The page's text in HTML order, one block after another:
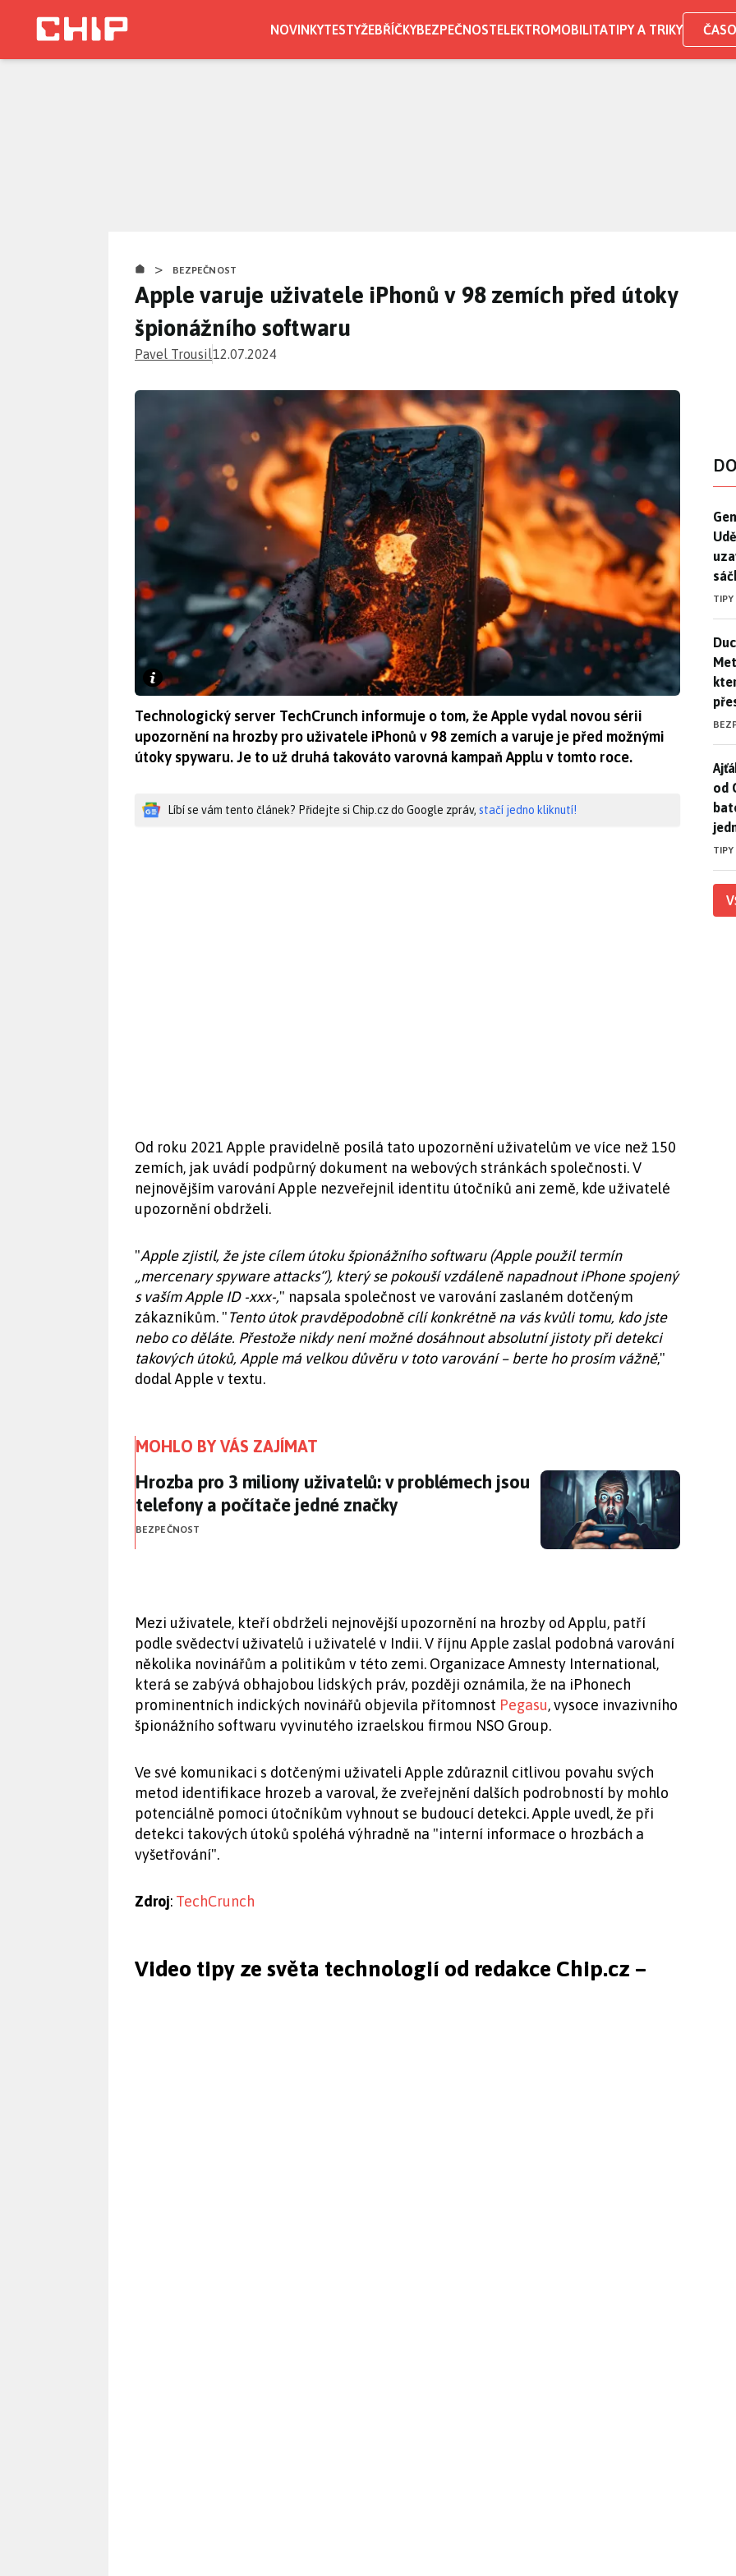
NOVINKYTESTYŽEBŘÍČKYBEZPEČNOSTELEKTROMOBILITATIPY A TRIKY
> BEZPEČNOST
Apple varuje uživatele iPhonů v 98 zemích před útoky
špionážního softwaru
Pavel Trousil12.07.2024
Technologický server TechCrunch informuje o tom, že Apple vydal novou sérii
upozornění na hrozby pro uživatele iPhonů v 98 zemích a varuje je před možnými
útoky spywaru. Je to už druhá takováto varovná kampaň Applu v tomto roce.
Líbí se vám tento článek? Přidejte si Chip.cz do Google zpráv, stačí jedno kliknutí!
Od roku 2021 Apple pravidelně posílá tato upozornění uživatelům ve více než 150
zemích, jak uvádí podpůrný dokument na webových stránkách společnosti. V
nejnovějším varování Apple nezveřejnil identitu útočníků ani země, kde uživatelé
upozornění obdrželi.
"Apple zjistil, že jste cílem útoku špionážního softwaru (Apple použil termín
„mercenary spyware attacks“), který se pokouší vzdáleně napadnout iPhone spojený
s vaším Apple ID -xxx-," napsala společnost ve varování zaslaném dotčeným
zákazníkům. "Tento útok pravděpodobně cílí konkrétně na vás kvůli tomu, kdo jste
nebo co děláte. Přestože nikdy není možné dosáhnout absolutní jistoty při detekci
takových útoků, Apple má velkou důvěru v toto varování – berte ho prosím vážně,"
dodal Apple v textu.
MOHLO BY VÁS ZAJÍMAT
Hrozba pro 3 miliony uživatelů: v problémech jsou telefony a počítače
Hrozba pro 3 miliony uživatelů: v problémech jsou
telefony a počítače jedné značky
BEZPEČNOST
Mezi uživatele, kteří obdrželi nejnovější upozornění na hrozby od Applu, patří
podle svědectví uživatelů i uživatelé v Indii. V říjnu Apple zaslal podobná varování
několika novinářům a politikům v této zemi. Organizace Amnesty International,
která se zabývá obhajobou lidských práv, později oznámila, že na iPhonech
prominentních indických novinářů objevila přítomnost Pegasu, vysoce invazivního
špionážního softwaru vyvinutého izraelskou firmou NSO Group.
Ve své komunikaci s dotčenými uživateli Apple zdůraznil citlivou povahu svých
metod identifikace hrozeb a varoval, že zveřejnění dalších podrobností by mohlo
potenciálně pomoci útočníkům vyhnout se budoucí detekci. Apple uvedl, že při
detekci takových útoků spoléhá výhradně na "interní informace o hrozbách a
vyšetřování".
Zdroj: TechCrunch
Video tipy ze světa technologií od redakce Chip.cz –
od